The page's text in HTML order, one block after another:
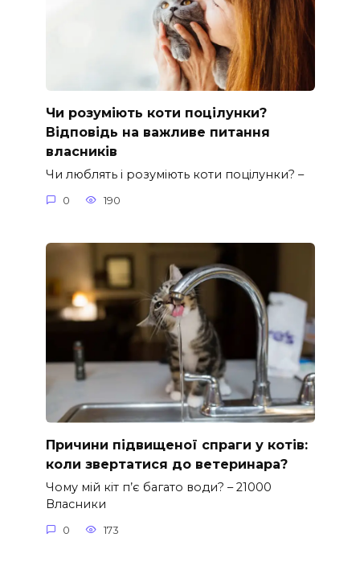
Чи розуміють коти поцілунки?
Відповідь на важливе питання
власників
Чи люблять і розуміють коти поцілунки? –
0 190
Причини підвищеної спраги у котів:
коли звертатися до ветеринара?
Чому мій кіт п’є багато води? – 21000
Власники
0 173